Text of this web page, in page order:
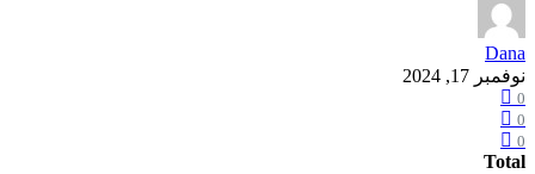
Dana
نوفمبر 17, 2024
0
0
0
Total